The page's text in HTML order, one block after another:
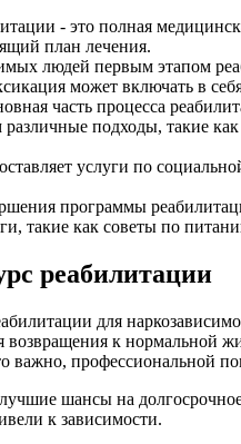
- это полная
план лечения.
людей первым этапом
может включать в
часть процесса
подходы, такие как
услуги по
программы
такие как советы по
реабилитации
для
возвращения к
профессиональной
шансы на
к зависимости.